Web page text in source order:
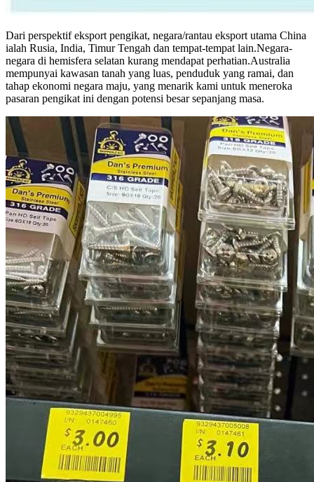
Dari perspektif eksport pengikat, negara/rantau eksport utama China
ialah Rusia, India, Timur Tengah dan tempat-tempat lain.Negara-
negara di hemisfera selatan kurang mendapat perhatian.Australia
mempunyai kawasan tanah yang luas, penduduk yang ramai, dan
tahap ekonomi negara maju, yang menarik kami untuk meneroka
pasaran pengikat ini dengan potensi besar sepanjang masa.